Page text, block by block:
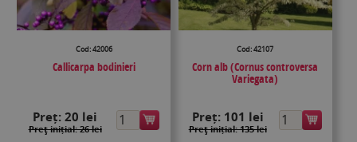
Cod: 42006
Callicarpa bodinieri
Preț:20 lei
Preţ inițial: 26 lei
Cod: 42107
Corn alb (Cornus controversa
Variegata)
Preț: 101 lei
Preţ inițial: 135 lei